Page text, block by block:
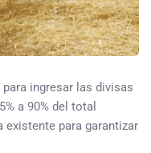
ingresar las divisas
a 90% del total
existente para garantizar